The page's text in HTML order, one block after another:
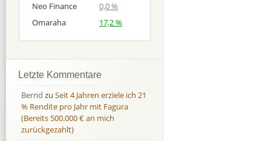
Neo Finance
0,0 %
Omaraha
17,2 %
Bondora
Finbee
43,2%
Finbee (CZK)
0,0 %
HeavyFinance
Bondora
Finbee
35,2%
Finbee (CZK)
0,0 %
HeavyFinance
Letzte Kommentare
Bernd zu Seit 4 Jahren erziele ich 21
% Rendite pro Jahr mit Fagura
(Bereits 500.000 € an mich
zurückgezahlt)